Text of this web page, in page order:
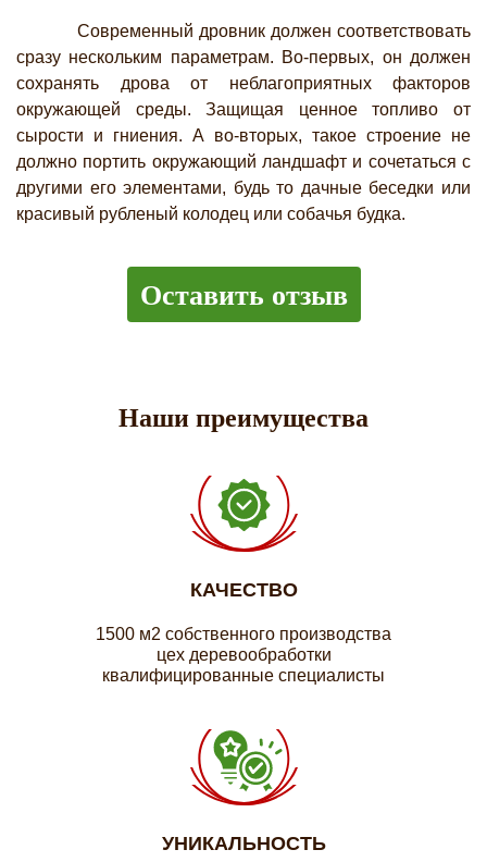
Современный дровник должен соответствовать
сразу нескольким параметрам. Во-первых, он должен
сохранять дрова от неблагоприятных факторов
окружающей среды. Защищая ценное топливо от
сырости и гниения. А во-вторых, такое строение не
должно портить окружающий ландшафт и сочетаться с
другими его элементами, будь то дачные беседки или
красивый рубленый колодец или собачья будка.
Оставить отзыв
Наши преимущества
КАЧЕСТВО
1500 м2 собственного производства
цех деревообработки
квалифицированные специалисты
УНИКАЛЬНОСТЬ